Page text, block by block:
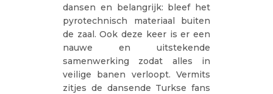
dansen en belangrijk: bleef het
pyrotechnisch materiaal buiten
de zaal. Ook deze keer is er een
nauwe en uitstekende
samenwerking zodat alles in
veilige banen verloopt. Vermits
zitjes de dansende Turkse fans